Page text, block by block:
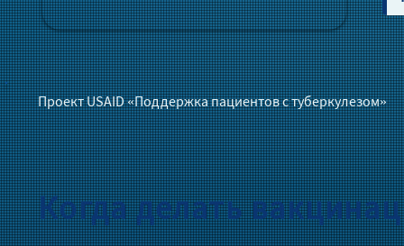
Проект USAID «Поддержка пациентов с туберкулезом»
Когда делать